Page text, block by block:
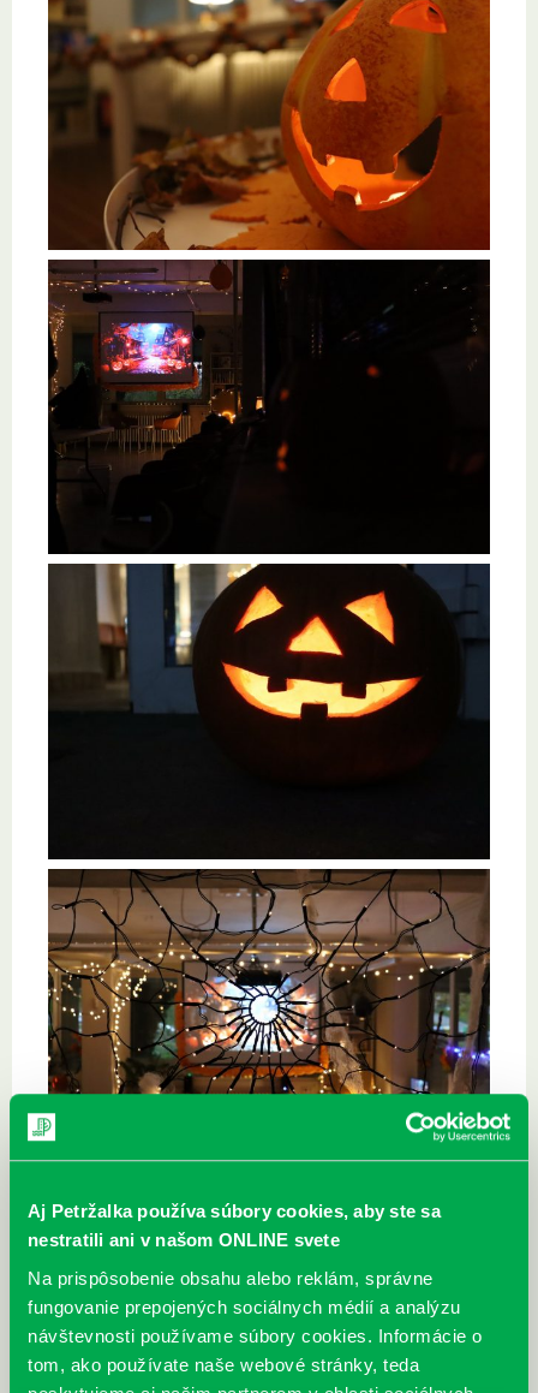
Aj Petržalka používa súbory cookies, aby ste sa
nestratili ani v našom ONLINE svete
Na prispôsobenie obsahu alebo reklám, správne
fungovanie prepojených sociálnych médií a analýzu
návštevnosti používame súbory cookies. Informácie o
tom, ako používate naše webové stránky, teda